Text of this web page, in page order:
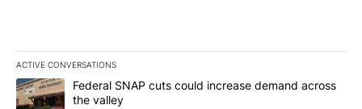
ACTIVE CONVERSATIONS
The following is a list of the most commented articles in the last
A trending article titled "Federal SNAP cuts could increase
Federal SNAP cuts could increase demand across
the valley